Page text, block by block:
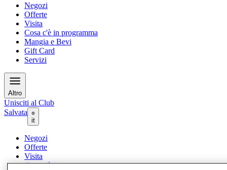
Negozi
Offerte
Visita
Cosa c'è in programma
Mangia e Bevi
Gift Card
Servizi
Altro
Unisciti al Club
Salvata
it
Negozi
Offerte
Visita
Cosa c'è in programma